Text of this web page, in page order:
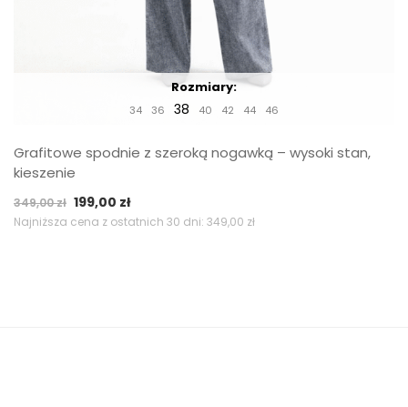
Rozmiary:
34 36 38 40 42 44 46
Grafitowe spodnie z szeroką nogawką – wysoki stan,
kieszenie
349,00zł Pierwotna
cena
199,00 złAktualna
cena
Najniższa cena z ostatnich 30 dni: 349,00 zł